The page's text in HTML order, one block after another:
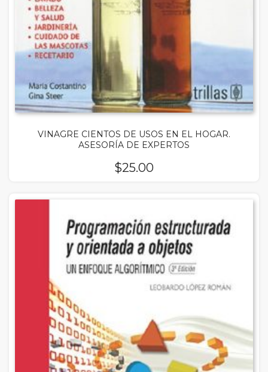
VINAGRE CIENTOS DE USOS EN EL HOGAR.
ASESORÍA DE EXPERTOS
$25.00